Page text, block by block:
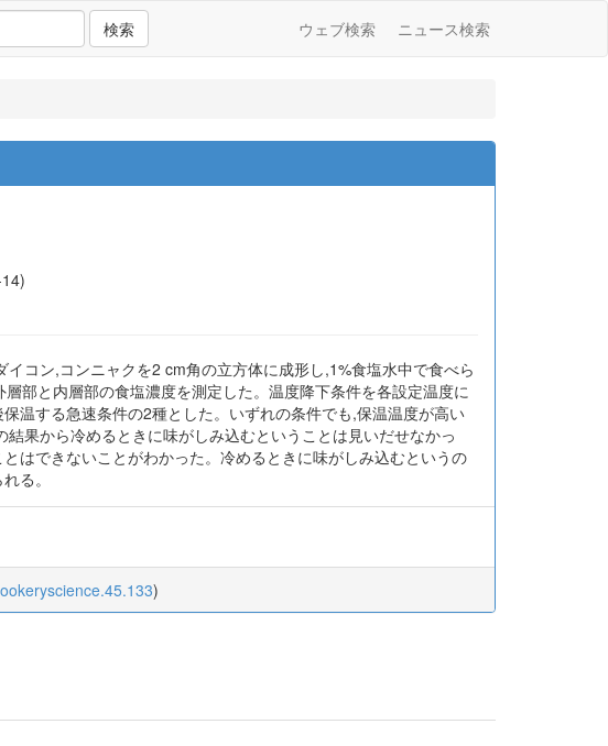
検索 ウェブ検索 ニュース検索
コン,コンニャクを2 cm角の立方体に成形し,1%食塩水中で食べら
部と内層部の食塩濃度を測定した。温度降下条件を各設定温度に
温する急速条件の2種とした。いずれの条件でも,保温温度が高い
果から冷めるときに味がしみ込むということは見いだせなかっ
はできないことがわかった。冷めるときに味がしみ込むというの
る。
)